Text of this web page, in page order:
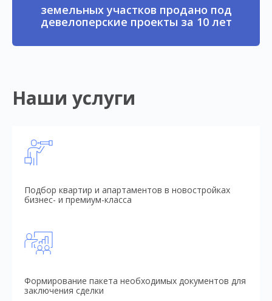
земельных участков продано под
девелоперские проекты за 10 лет
Наши услуги
Подбор квартир и апартаментов в новостройках
бизнес- и премиум-класса
Формирование пакета необходимых документов для
заключения сделки